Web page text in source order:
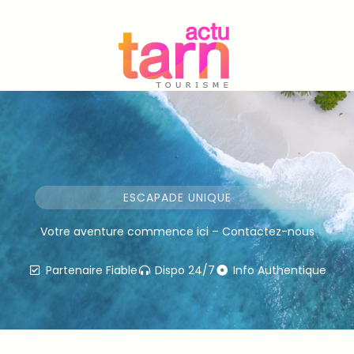
ESCAPADE UNIQUE
Votre aventure commence ici – Contactez-nous
Partenaire Fiable Dispo 24/7 Info Authentique